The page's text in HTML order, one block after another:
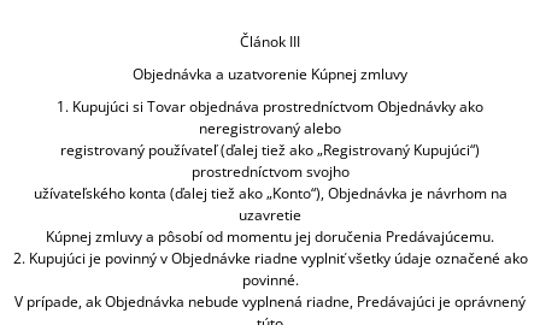
Článok III
Objednávka a uzatvorenie Kúpnej zmluvy
1. Kupujúci si Tovar objednáva prostredníctvom Objednávky ako
neregistrovaný alebo
registrovaný používateľ (ďalej tiež ako „Registrovaný Kupujúci“)
prostredníctvom svojho
užívateľského konta (ďalej tiež ako „Konto“), Objednávka je návrhom na
uzavretie
Kúpnej zmluvy a pôsobí od momentu jej doručenia Predávajúcemu.
2. Kupujúci je povinný v Objednávke riadne vyplniť všetky údaje označené ako
povinné.
V prípade, ak Objednávka nebude vyplnená riadne, Predávajúci je oprávnený